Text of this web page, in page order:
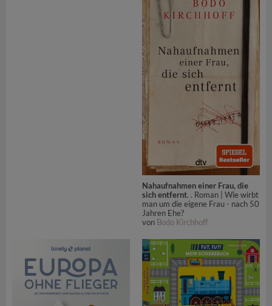
Nahaufnahmen einer Frau, die
sich entfernt. . Roman | Wie wirbt
man um die eigene Frau - nach 50
Jahren Ehe?
von Bodo Kirchhoff